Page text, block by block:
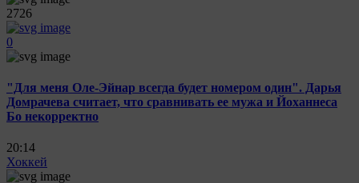
2726
0
"Для меня Оле‑Эйнар всегда будет номером один". Дарья
Домрачева считает, что сравнивать ее мужа и Йоханнеса
Бо некорректно
20:14
Хоккей